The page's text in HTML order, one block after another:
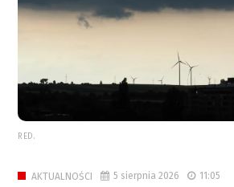
RED.
AKTUALNOŚCI 5 sierpnia 2026 11:05